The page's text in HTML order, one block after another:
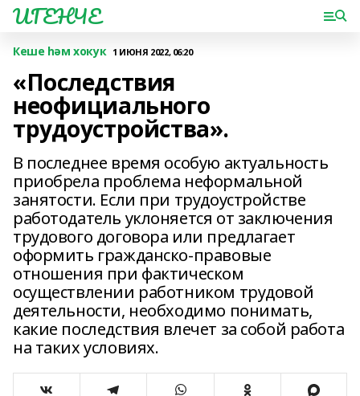
ИГЕНЧЕ
Кеше һәм хокук 1 ИЮНЯ 2022, 06:20
«Последствия
неофициального
трудоустройства».
В последнее время особую актуальность
приобрела проблема неформальной
занятости. Если при трудоустройстве
работодатель уклоняется от заключения
трудового договора или предлагает
оформить гражданско-правовые
отношения при фактическом
осуществлении работником трудовой
деятельности, необходимо понимать,
какие последствия влечет за собой работа
на таких условиях.